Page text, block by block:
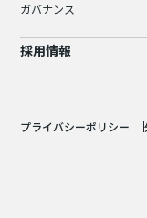
ガバナンス
採用情報
プライバシーポリシー